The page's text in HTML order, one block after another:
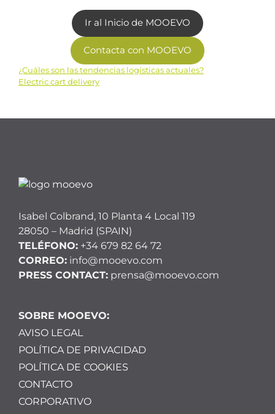
Ir al Inicio de MOOEVO
Contacta con MOOEVO
Navegación
¿Cuáles son las tendencias logísticas actuales?
Electric cart delivery
Isabel Colbrand, 10 Planta 4 Local 119
28050 – Madrid (SPAIN)
TELÉFONO: +34 679 82 64 72
CORREO: info@mooevo.com
PRESS CONTACT: prensa@mooevo.com
SOBRE MOOEVO:
AVISO LEGAL
POLÍTICA DE PRIVACIDAD
POLÍTICA DE COOKIES
CONTACTO
CORPORATIVO